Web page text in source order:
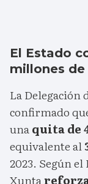
El Estado
millones
La Delegación
confirmado
unaquita de
equivalente al
2023. Según
Xunta